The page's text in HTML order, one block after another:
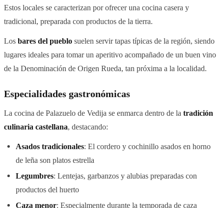
Estos locales se caracterizan por ofrecer una cocina casera y
tradicional, preparada con productos de la tierra.
Los bares del pueblo suelen servir tapas típicas de la región, siendo
lugares ideales para tomar un aperitivo acompañado de un buen vino
de la Denominación de Origen Rueda, tan próxima a la localidad.
Especialidades gastronómicas
La cocina de Palazuelo de Vedija se enmarca dentro de la tradición
culinaria castellana, destacando:
Asados tradicionales: El cordero y cochinillo asados en horno
de leña son platos estrella
Legumbres: Lentejas, garbanzos y alubias preparadas con
productos del huerto
Caza menor: Especialmente durante la temporada de caza